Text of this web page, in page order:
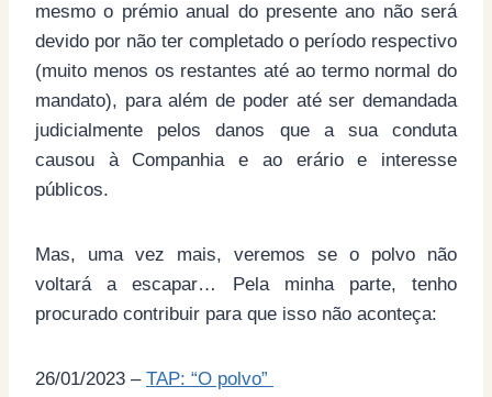
mesmo o prémio anual do presente ano não será
devido por não ter completado o período respectivo
(muito menos os restantes até ao termo normal do
mandato), para além de poder até ser demandada
judicialmente pelos danos que a sua conduta
causou à Companhia e ao erário e interesse
públicos.
Mas, uma vez mais, veremos se o polvo não
voltará a escapar… Pela minha parte, tenho
procurado contribuir para que isso não aconteça:
26/01/2023 – TAP: “O polvo”